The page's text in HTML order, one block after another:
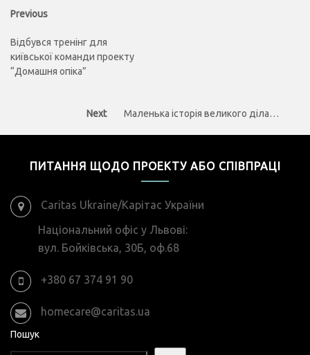
Навігація
записів
Previous
Previous
Відбувся тренінг для
київської команди проекту
“Домашня опіка”
Next
Next
Маленька історія великого діла…
ПИТАННЯ ЩОДО ПРОЕКТУ АБО СПІВПРАЦІ
Caritas Ukraine/Карітас України
Національний офіс у Львові:
вул. Бойківська, 30Б, оф.68
+380 67 374 91 90
homecare@caritas.ua
Пошук